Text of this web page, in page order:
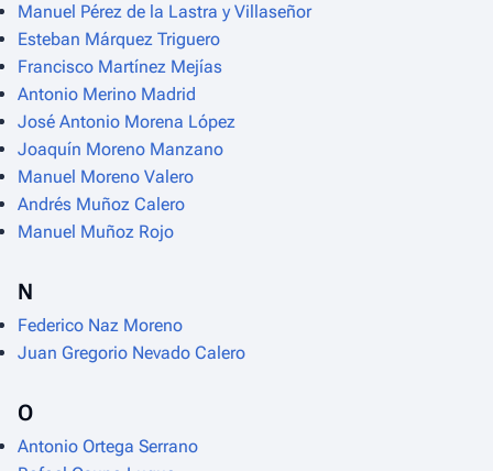
Manuel Pérez de la Lastra y Villaseñor
Esteban Márquez Triguero
Francisco Martínez Mejías
Antonio Merino Madrid
José Antonio Morena López
Joaquín Moreno Manzano
Manuel Moreno Valero
Andrés Muñoz Calero
Manuel Muñoz Rojo
N
Federico Naz Moreno
Juan Gregorio Nevado Calero
O
Antonio Ortega Serrano